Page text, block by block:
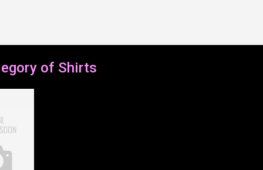
of Shirts